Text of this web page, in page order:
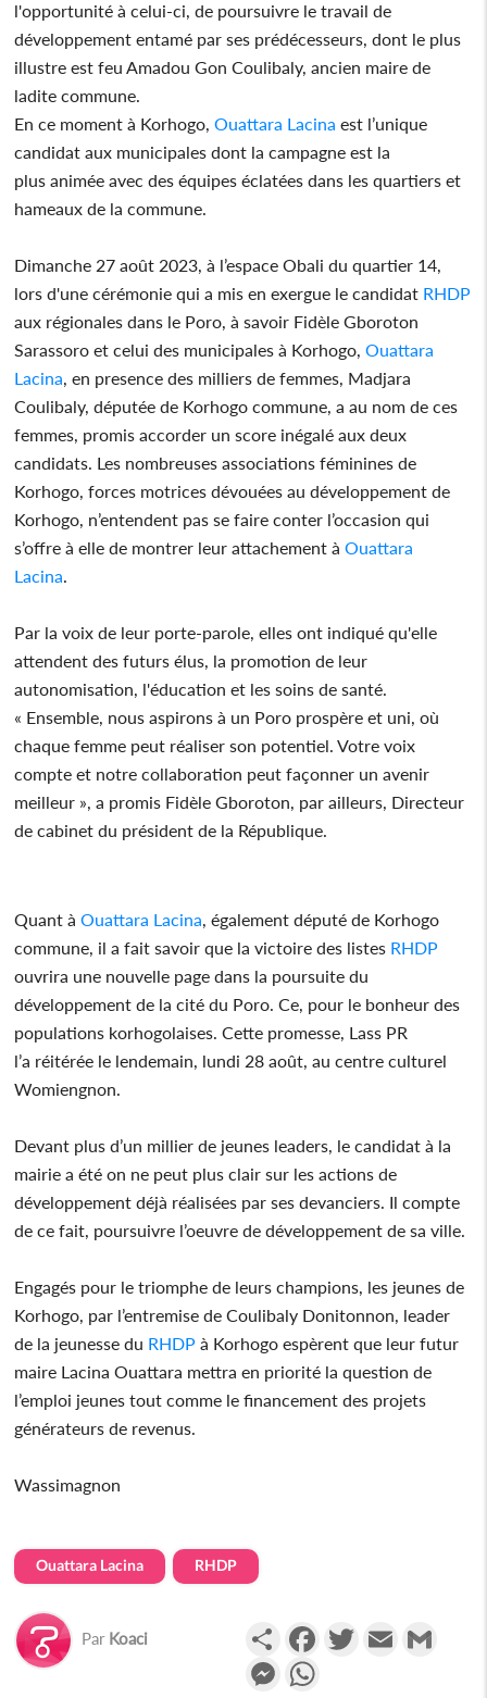
l'opportunité à celui-ci, de poursuivre le travail de
développement entamé par ses prédécesseurs, dont le plus
illustre est feu Amadou Gon Coulibaly, ancien maire de
ladite commune.
En ce moment à Korhogo,Ouattara Lacina est l’unique
candidat aux municipales dont la campagne est la
plus animée avec des équipes éclatées dans les quartiers et
hameaux de la commune.
Dimanche 27 août 2023, à l’espace Obali du quartier 14,
lors d'une cérémonie qui a mis en exergue le candidat RHDP
aux régionales dans le Poro, à savoir Fidèle Gboroton
Sarassoro et celui des municipales à Korhogo,Ouattara
Lacina , en presence des milliers de femmes, Madjara
Coulibaly, députée de Korhogo commune, a au nom de ces
femmes, promis accorder un score inégalé aux deux
candidats. Les nombreuses associations féminines de
Korhogo, forces motrices dévouées au développement de
Korhogo, n’entendent pas se faire conter l’occasion qui
s’offre à elle de montrer leur attachement àOuattara
Lacina
Par la voix de leur porte-parole, elles ont indiqué qu'elle
attendent des futurs élus, la promotion de leur
autonomisation, l'éducation et les soins de santé.
« Ensemble, nous aspirons à un Poro prospère et uni, où
chaque femme peut réaliser son potentiel. Votre voix
compte et notre collaboration peut façonner un avenir
meilleur », a promis Fidèle Gboroton, par ailleurs, Directeur
de cabinet du président de la République.
Quant àOuattara Lacina , également député de Korhogo
commune, il a fait savoir que la victoire des listes RHDP
ouvrira une nouvelle page dans la poursuite du
développement de la cité du Poro. Ce, pour le bonheur des
populations korhogolaises. Cette promesse, Lass PR
l’a réitérée le lendemain, lundi 28 août, au centre culturel
Womiengnon.
Devant plus d’un millier de jeunes leaders, le candidat à la
mairie a été on ne peut plus clair sur les actions de
développement déjà réalisées par ses devanciers. Il compte
de ce fait, poursuivre l’oeuvre de développement de sa ville.
Engagés pour le triomphe de leurs champions, les jeunes de
Korhogo, par l’entremise de Coulibaly Donitonnon, leader
de la jeunesse du RHDP à Korhogo espèrent que leur futur
maire Lacina Ouattara mettra en priorité la question de
l’emploi jeunes tout comme le financement des projets
générateurs de revenus.
Wassimagnon
Ouattara Lacina RHDP
Par Koaci PartagerFacebookTwitterEmail
Messenger